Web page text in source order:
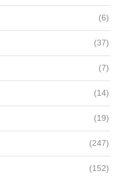
(6)
(37)
(7)
(14)
(19)
(247)
(152)